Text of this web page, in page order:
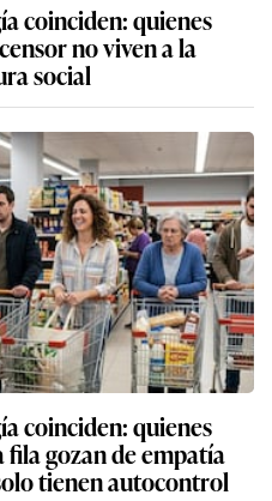
coinciden: quienes
no viven a la
social
coinciden: quienes
gozan de empatía
tienen autocontrol